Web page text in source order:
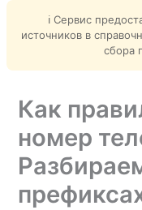
ℹ️ Сервис
источников в
сбора
Как
номер